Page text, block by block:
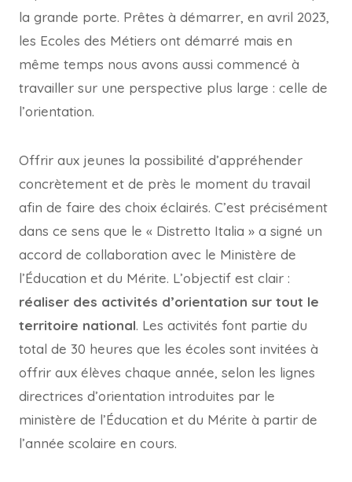
la grande porte. Prêtes à démarrer, en avril 2023,
les Ecoles des Métiers ont démarré mais en
même temps nous avons aussi commencé à
travailler sur une perspective plus large : celle de
l’orientation.
Offrir aux jeunes la possibilité d’appréhender
concrètement et de près le moment du travail
afin de faire des choix éclairés. C’est précisément
dans ce sens que le « Distretto Italia » a signé un
accord de collaboration avec le Ministère de
l’Éducation et du Mérite. L’objectif est clair :
réaliser des activités d’orientation sur tout le
territoire national. Les activités font partie du
total de 30 heures que les écoles sont invitées à
offrir aux élèves chaque année, selon les lignes
directrices d’orientation introduites par le
ministère de l’Éducation et du Mérite à partir de
l’année scolaire en cours.